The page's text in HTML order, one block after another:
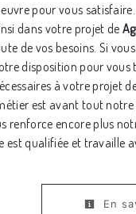
pour vous
dans votre projet de
de vos besoins. Si
disposition pour vous
à votre projet
est avant tout notre
renforce encore plus
est qualifiée et travaille
En